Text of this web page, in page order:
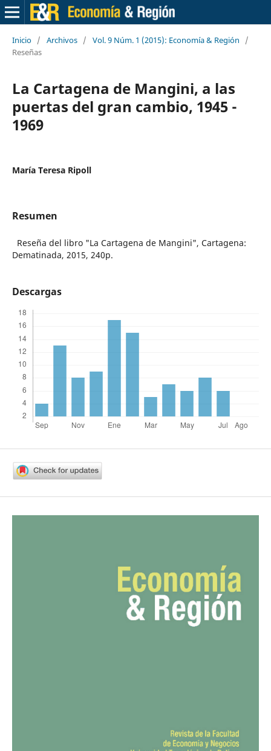
Inicio / Archivos / Vol. 9 Núm. 1 (2015): Economía & Región
/
Reseñas
La Cartagena de Mangini, a las
puertas del gran cambio, 1945 -
1969
María Teresa Ripoll
Resumen
Reseña del libro "La Cartagena de Mangini", Cartagena:
Dematinada, 2015, 240p.
Descargas